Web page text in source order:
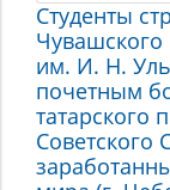
Студенты
Чувашского
им. И. Н.
почетным
татарского
Советского